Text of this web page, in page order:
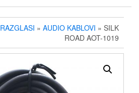
» AUDIO KABLOVI » SILK
ROAD AOT-1019